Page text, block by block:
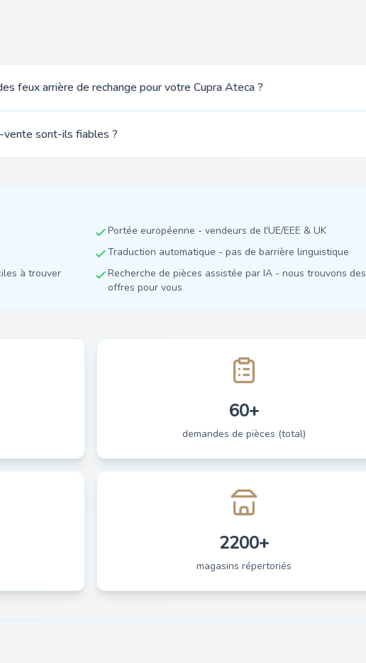
feux arrière de rechange pour votre Cupra Ateca ?
vente sont-ils fiables ?
Portée européenne - vendeurs de l'UE/EEE & UK
Traduction automatique - pas de barrière linguistique
à trouver
Recherche de pièces assistée par IA - nous trouvons des
offres pour vous
60+
demandes de pièces (total)
2200+
magasins répertoriés